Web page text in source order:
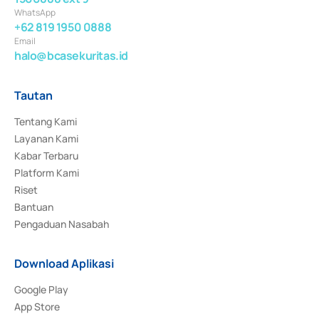
WhatsApp
+62 819 1950 0888
Email
halo@bcasekuritas.id
Tautan
Tentang Kami
Layanan Kami
Kabar Terbaru
Platform Kami
Riset
Bantuan
Pengaduan Nasabah
Download Aplikasi
Google Play
App Store